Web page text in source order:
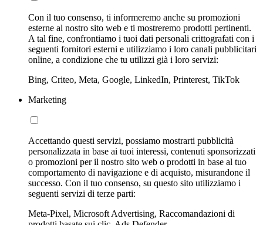
Con il tuo consenso, ti informeremo anche su promozioni
esterne al nostro sito web e ti mostreremo prodotti pertinenti.
A tal fine, confrontiamo i tuoi dati personali crittografati con i
seguenti fornitori esterni e utilizziamo i loro canali pubblicitari
online, a condizione che tu utilizzi già i loro servizi:
Bing, Criteo, Meta, Google, LinkedIn, Printerest, TikTok
Marketing
Accettando questi servizi, possiamo mostrarti pubblicità
personalizzata in base ai tuoi interessi, contenuti sponsorizzati
o promozioni per il nostro sito web o prodotti in base al tuo
comportamento di navigazione e di acquisto, misurandone il
successo. Con il tuo consenso, su questo sito utilizziamo i
seguenti servizi di terze parti:
Meta-Pixel, Microsoft Advertising, Raccomandazioni di